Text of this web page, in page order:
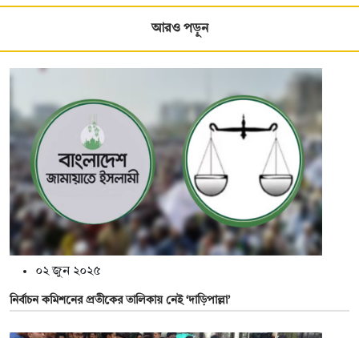
আরও পড়ুন
০২ জুন ২০২৫
নির্বাচন কমিশনের প্রতীকের তালিকায় নেই ‘দাড়িপাল্লা’